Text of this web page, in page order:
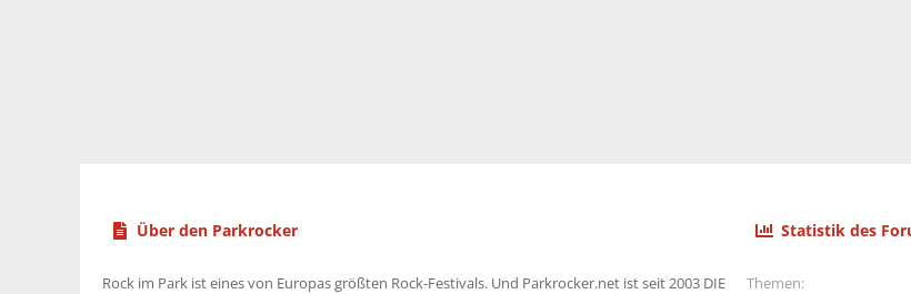
Über den Parkrocker
Rock im Park ist eines von Europas größten Rock-Festivals. Und Parkrocker.net ist seit 2003 DIE
Statistik des
Themen